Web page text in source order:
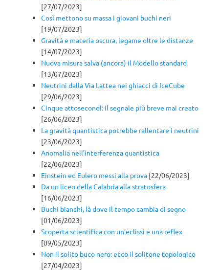
[27/07/2023]
Così mettono su massa i giovani buchi neri
[19/07/2023]
Gravità e materia oscura, legame oltre le distanze
[14/07/2023]
Nuova misura salva (ancora) il Modello standard
[13/07/2023]
Neutrini dalla Via Lattea nei ghiacci di IceCube
[29/06/2023]
Cinque attosecondi: il segnale più breve mai creato
[26/06/2023]
La gravità quantistica potrebbe rallentare i neutrini
[23/06/2023]
Anomalia nell’interferenza quantistica
[22/06/2023]
Einstein ed Eulero messi alla prova [22/06/2023]
Da un liceo della Calabria alla stratosfera
[16/06/2023]
Buchi bianchi, là dove il tempo cambia di segno
[01/06/2023]
Scoperta scientifica con un’eclissi e una reflex
[09/05/2023]
Non il solito buco nero: ecco il solitone topologico
[27/04/2023]